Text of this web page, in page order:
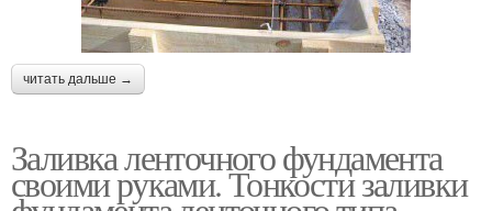
читать дальше →
Заливка ленточного фундамента
своими руками. Тонкости заливки